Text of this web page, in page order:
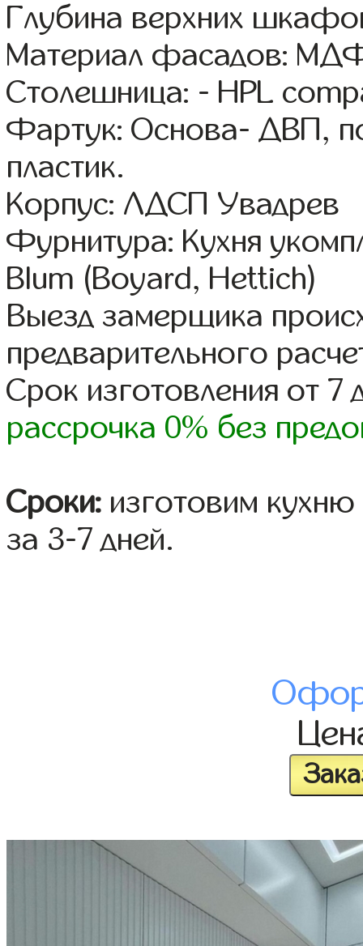
Глубина верхних
Материал фасадов:
Столешница: - HPL
Фартук: Основа- ДВП,
пластик.
Корпус: ЛДСП Увадрев
Фурнитура: Кухня
Blum (Boyard, Hettich)
Выезд замерщика
предварительного
Срок изготовления от 7
рассрочка 0% без
Сроки: изготовим
за 3-7 дней.